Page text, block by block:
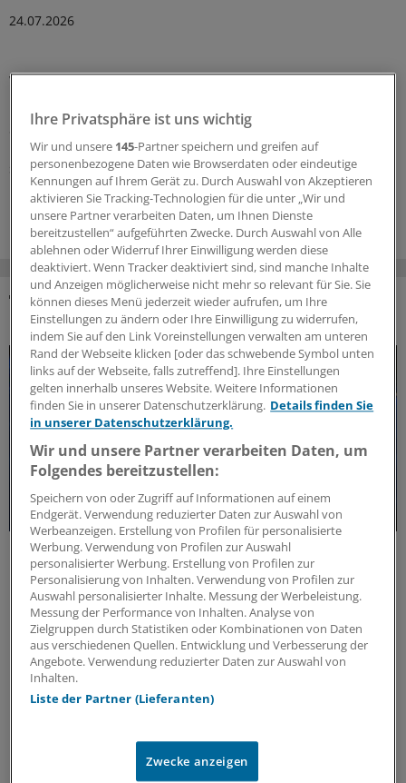
24.07.2026
Virusinfektionen
Seit 2024 gibt es einen Rückgang der Hepatitis-B- und
Hepatitis-D-Fälle in Deutschland. Dieser Trend setzte
sich im vergangenen Jahr fort.
16.07.2026
DAS KÖNNTE SIE AUCH INTERESSIEREN
Forschungs-Update
Neue Antibiotika-Studie entschlüsselt
besonderen Wirkmechanismus
Für die Langzeitprophylaxe von Harnwegsinfektionen
sind geringe Resistenzraten und gute Verträglichkeit
entscheidend. Eine neue Studie zeigt, warum dieses
Antibiotikum beides erfüllt.
ANZEIGE|MIP Pharma GmbH
Ihre Privatsphäre ist uns wichtig
Wir und unsere 145-Partner speichern und greifen auf
personenbezogene Daten wie Browserdaten oder eindeutige
Kennungen auf Ihrem Gerät zu. Durch Auswahl von Akzeptieren
aktivieren Sie Tracking-Technologien für die unter „Wir und
unsere Partner verarbeiten Daten, um Ihnen Dienste
bereitzustellen“ aufgeführten Zwecke. Durch Auswahl von Alle
ablehnen oder Widerruf Ihrer Einwilligung werden diese
deaktiviert. Wenn Tracker deaktiviert sind, sind manche Inhalte
und Anzeigen möglicherweise nicht mehr so relevant für Sie. Sie
können dieses Menü jederzeit wieder aufrufen, um Ihre
Einstellungen zu ändern oder Ihre Einwilligung zu widerrufen,
indem Sie auf den Link Voreinstellungen verwalten am unteren
Rand der Webseite klicken [oder das schwebende Symbol unten
links auf der Webseite, falls zutreffend]. Ihre Einstellungen
gelten innerhalb unseres Website. Weitere Informationen
finden Sie in unserer Datenschutzerklärung. Details finden Sie
in unserer Datenschutzerklärung.
Wir und unsere Partner verarbeiten Daten, um
Folgendes bereitzustellen:
Speichern von oder Zugriff auf Informationen auf einem
Endgerät. Verwendung reduzierter Daten zur Auswahl von
Werbeanzeigen. Erstellung von Profilen für personalisierte
Werbung. Verwendung von Profilen zur Auswahl
personalisierter Werbung. Erstellung von Profilen zur
Personalisierung von Inhalten. Verwendung von Profilen zur
Auswahl personalisierter Inhalte. Messung der Werbeleistung.
Messung der Performance von Inhalten. Analyse von
Zielgruppen durch Statistiken oder Kombinationen von Daten
aus verschiedenen Quellen. Entwicklung und Verbesserung der
Angebote. Verwendung reduzierter Daten zur Auswahl von
Inhalten.
Liste der Partner (Lieferanten)
Zwecke anzeigen